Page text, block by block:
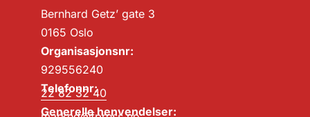
Bernhard Getz’ gate 3
0165 Oslo
Organisasjonsnr:
929556240
Telefonnr:
22 82 32 40
Generelle henvendelser: